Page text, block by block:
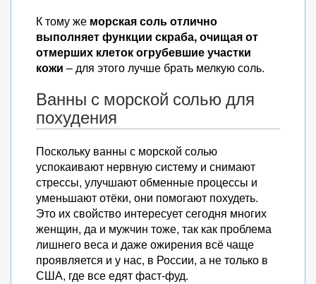
К тому же морская соль отлично
выполняет функции скраба, очищая от
отмерших клеток огрубевшие участки
кожи – для этого лучше брать мелкую соль.
Ванны с морской солью для
похудения
Поскольку ванны с морской солью
успокаивают нервную систему и снимают
стрессы, улучшают обменные процессы и
уменьшают отёки, они помогают похудеть.
Это их свойство интересует сегодня многих
женщин, да и мужчин тоже, так как проблема
лишнего веса и даже ожирения всё чаще
проявляется и у нас, в России, а не только в
США, где все едят фаст-фуд.